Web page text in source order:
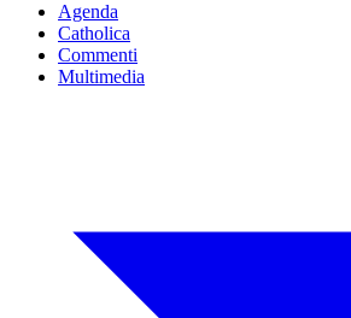
Agenda
Catholica
Commenti
Multimedia